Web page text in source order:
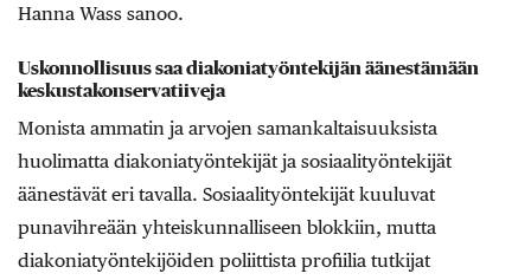
Hanna Wass sanoo.
Uskonnollisuus saa diakoniatyöntekijän äänestämään
keskustakonservatiiveja
Monista ammatin ja arvojen samankaltaisuuksista
huolimatta diakoniatyöntekijät ja sosiaalityöntekijät
äänestävät eri tavalla. Sosiaalityöntekijät kuuluvat
punavihreään yhteiskunnalliseen blokkiin, mutta
diakoniatyöntekijöiden poliittista profiilia tutkijat